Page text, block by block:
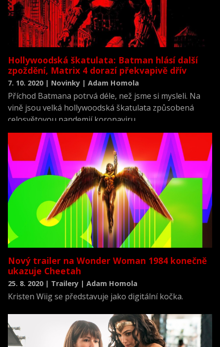
Hollywoodská škatulata: Batman hlásí další
zpoždění, Matrix 4 dorazí překvapivě dřív
7. 10. 2020 | Novinky | Adam Homola
Příchod Batmana potrvá déle, než jsme si mysleli. Na
vině jsou velká hollywoodská škatulata způsobená
celosvětovou pandemií koronaviru.
Nový trailer na Wonder Woman 1984 konečně
ukazuje Cheetah
25. 8. 2020 | Trailery | Adam Homola
Kristen Wiig se představuje jako digitální kočka.